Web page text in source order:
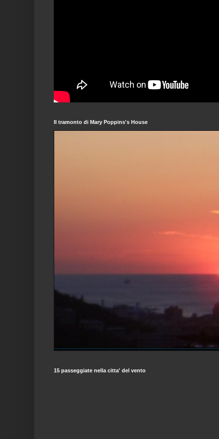
Il tramonto di Mary Poppins's House
15 passeggiate nella citta' del vento